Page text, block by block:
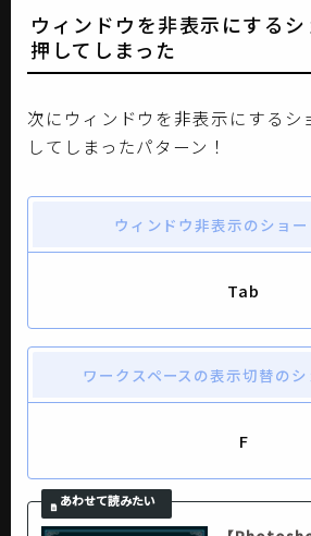
ウィンドウを非表示にする
押してしまった
次にウィンドウを非表示にするシ
してしまったパターン！
ウィンドウ非表示のショー
Tab
ワークスペースの表示切替の
F